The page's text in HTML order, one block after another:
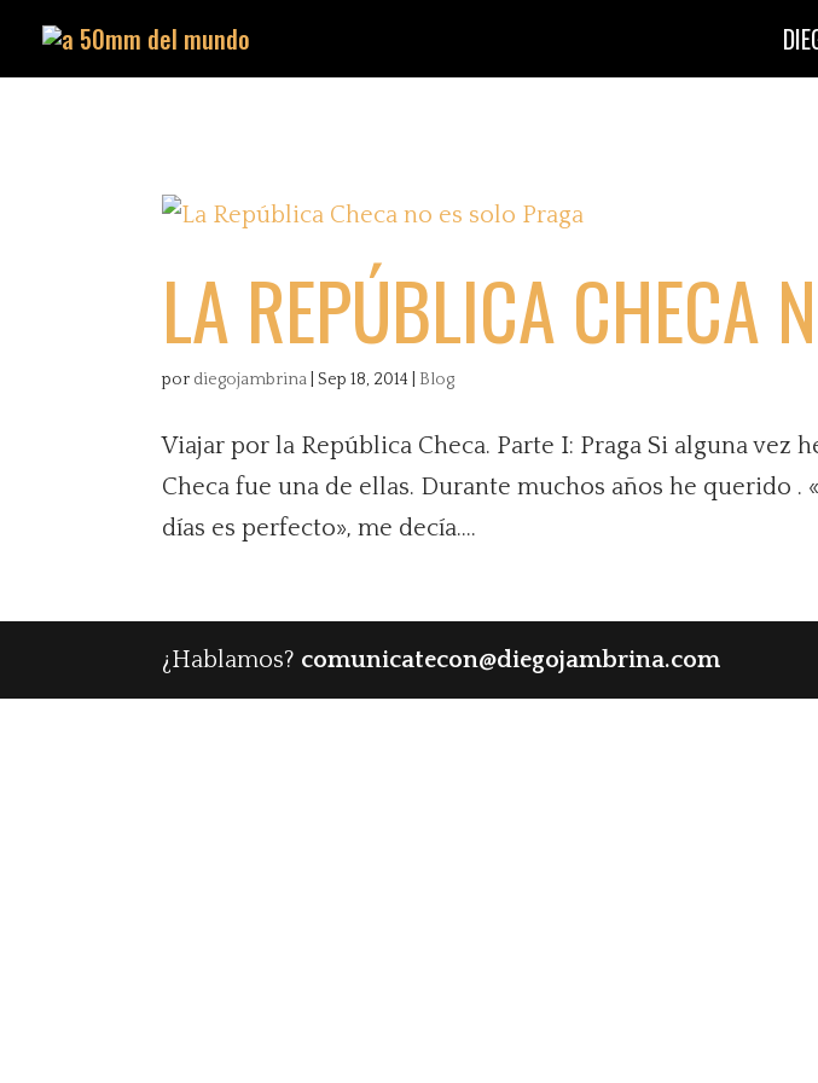
LA REPÚBLICA CHECA
por diegojambrina |Sep 18, 2014 Blog
Viajar por la República Checa. Parte I: Praga Si alguna
Checa fue una de ellas. Durante muchos años he querido
días es perfecto», me decía....
¿Hablamos? comunicatecon@diegojambrina.com